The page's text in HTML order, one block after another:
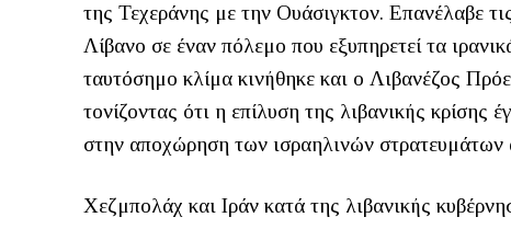
της Τεχεράνης με την Ουάσιγκτον. Επανέλαβε
Λίβανο σε έναν πόλεμο που εξυπηρετεί τα
ταυτόσημο κλίμα κινήθηκε και ο Λιβανέζος
τονίζοντας ότι η επίλυση της λιβανικής
στην αποχώρηση των ισραηλινών στρατευμάτων
Χεζμπολάχ και Ιράν κατά της λιβανικής